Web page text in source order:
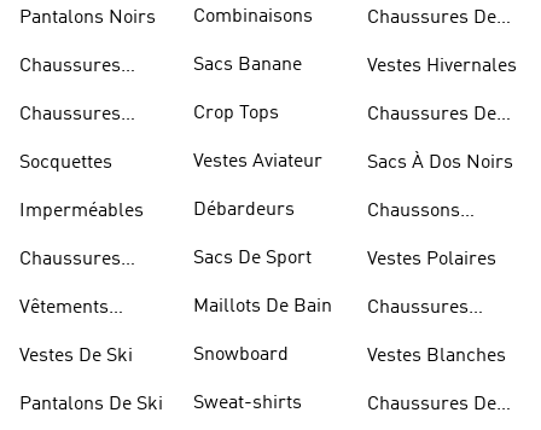
Pantalons Noirs
Chaussures
Chaussures
Socquettes
Imperméables
Chaussures
Vêtements
Vestes De Ski
Pantalons De Ski
Combinaisons
Sacs Banane
Crop Tops
Vestes Aviateur
Débardeurs
Sacs De Sport
Maillots De Bain
Snowboard
Sweat-shirts
Chaussures De
Vestes Hivernales
Chaussures De
Sacs À Dos Noirs
Chaussons
Vestes Polaires
Chaussures
Vestes Blanches
Chaussures De